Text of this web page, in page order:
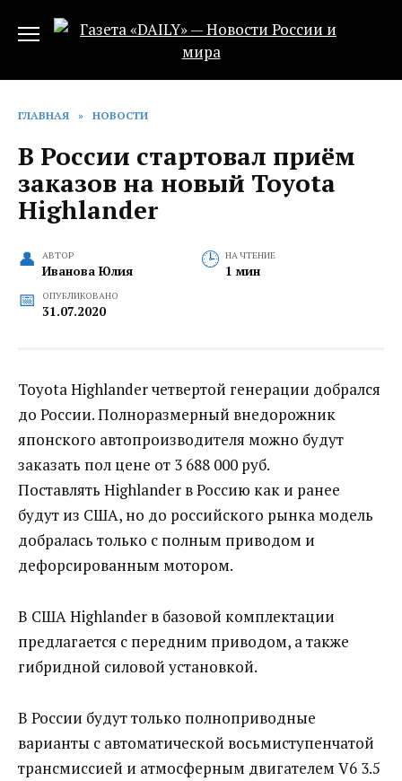
ГЛАВНАЯ » НОВОСТИ
В России стартовал приём
заказов на новый Toyota
Highlander
АВТОР
Иванова Юлия
НА ЧТЕНИЕ
1 мин
ОПУБЛИКОВАНО
31.07.2020
Toyota Highlander четвертой генерации добрался
до России. Полноразмерный внедорожник
японского автопроизводителя можно будут
заказать пол цене от 3 688 000 руб.
Поставлять Highlander в Россию как и ранее
будут из США, но до российского рынка модель
добралась только с полным приводом и
дефорсированным мотором.
В США Highlander в базовой комплектации
предлагается с передним приводом, а также
гибридной силовой установкой.
В России будут только полноприводные
варианты с автоматической восьмиступенчатой
трансмиссией и атмосферным двигателем V6 3.5